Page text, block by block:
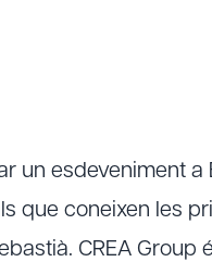
un esdeveniment a
que coneixen les
CREA Group